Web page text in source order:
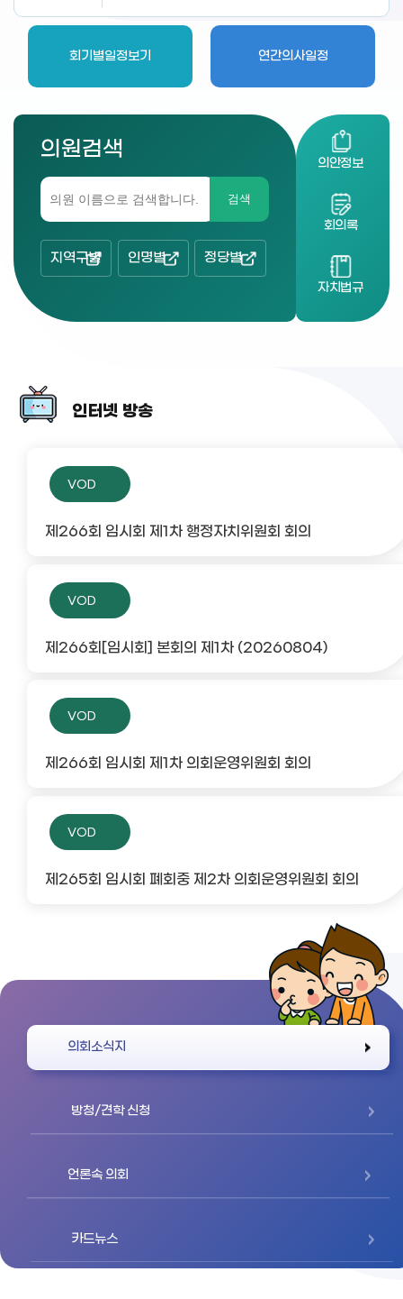
회기별일정보기 연간의사일정
의원검색
검색
지역구별 인명별 정당별
의안정보
회의록
자치법규
인터넷 방송
VOD
제266회 임시회 제1차 행정자치위원회 회의
VOD
제266회[임시회] 본회의 제1차 (20260804)
VOD
제266회 임시회 제1차 의회운영위원회 회의
VOD
제265회 임시회 폐회중 제2차 의회운영위원회 회의
의회소식지
방청/견학 신청
언론속 의회
카드뉴스